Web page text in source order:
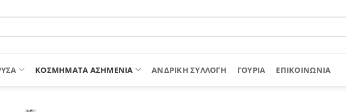
ΚΟΣΜΗΜΑΤΑ ΑΣΗΜΕΝΙΑ ΑΝΔΡΙΚΉ ΣΥΛΛΟΓΉ ΓΟΎΡΙΑ ΕΠΙΚΟΙΝΩΝΊΑ